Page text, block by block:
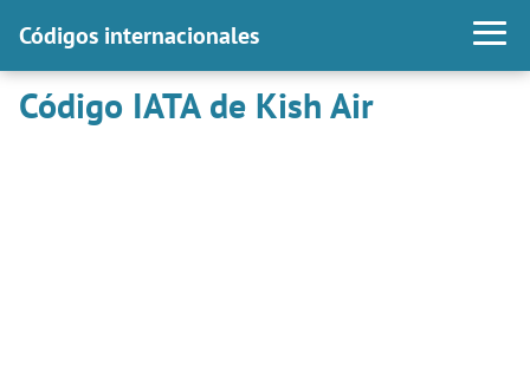
Códigos internacionales
Código IATA de Kish Air